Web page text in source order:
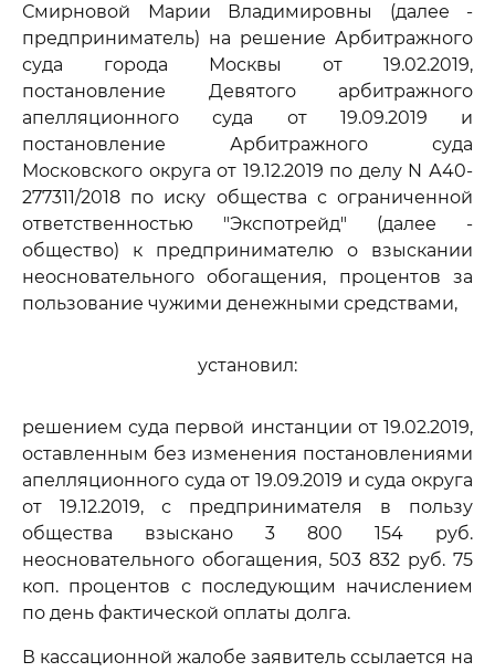
Смирновой Марии Владимировны (далее -
предприниматель) на решение Арбитражного
суда города Москвы от 19.02.2019,
постановление Девятого арбитражного
апелляционного суда от 19.09.2019 и
постановление Арбитражного суда
Московского округа от 19.12.2019 по делу N А40-
277311/2018 по иску общества с ограниченной
ответственностью "Экспотрейд" (далее -
общество) к предпринимателю о взыскании
неосновательного обогащения, процентов за
пользование чужими денежными средствами,
установил:
решением суда первой инстанции от 19.02.2019,
оставленным без изменения постановлениями
апелляционного суда от 19.09.2019 и суда округа
от 19.12.2019, с предпринимателя в пользу
общества взыскано 3 800 154 руб.
неосновательного обогащения, 503 832 руб. 75
коп. процентов с последующим начислением
по день фактической оплаты долга.
В кассационной жалобе заявитель ссылается на